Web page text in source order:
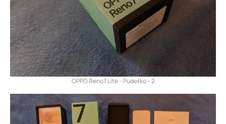
OPPO Reno7 Lite – Pudełko – 2